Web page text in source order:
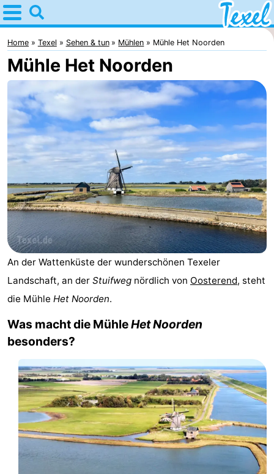
Home
Texel
Tipps
Für
kindern
Dorfer
Burg
Den
Hoorn
-
De
Cocksdorp
-
De
-
Waal
Oosterend
Natur
Schönste
Aussichtspunkte
Übernachten
Appartements
Home Texel Sehen & tun Mühlen Mühle Het Noorden
Mühle Het Noorden
An der Wattenküste der wunderschönen Texeler
Landschaft, an der Stuifweg nördlich von Oosterend, steht
die Mühle Het Noorden.
Was macht die MühleHet Noorden
besonders?